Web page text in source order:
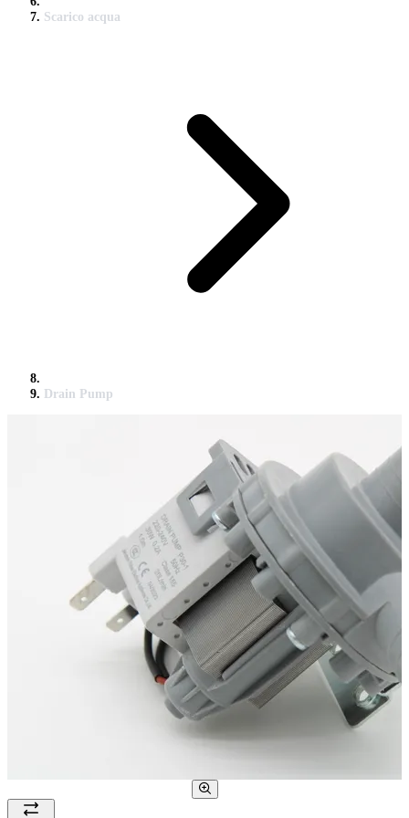
Scarico acqua
Drain Pump